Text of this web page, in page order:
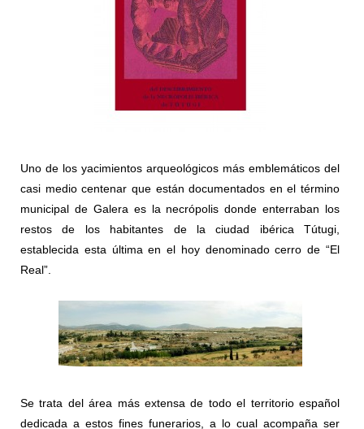
Uno de los yacimientos arqueológicos más emblemáticos del
casi medio centenar que están documentados en el término
municipal de Galera es la necrópolis donde enterraban los
restos de los habitantes de la ciudad ibérica Tútugi,
establecida esta última en el hoy denominado cerro de “El
Real”.
Se trata del área más extensa de todo el territorio español
dedicada a estos fines funerarios, a lo cual acompaña ser